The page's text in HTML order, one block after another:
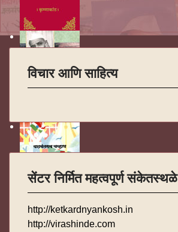
विचार आणि साहित्य
सेंटर निर्मित महत्वपूर्ण संकेतस्थळे
http://ketkardnyankosh.in
http://virashinde.com